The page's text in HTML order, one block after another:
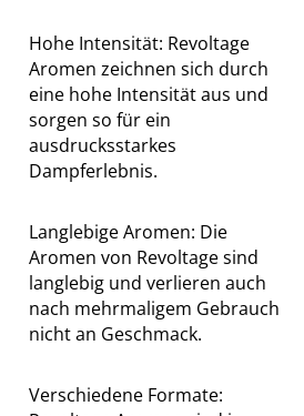
Hohe Intensität: Revoltage
Aromen zeichnen sich durch
eine hohe Intensität aus und
sorgen so für ein
ausdrucksstarkes
Dampferlebnis.
Langlebige Aromen: Die
Aromen von Revoltage sind
langlebig und verlieren auch
nach mehrmaligem Gebrauch
nicht an Geschmack.
Verschiedene Formate: